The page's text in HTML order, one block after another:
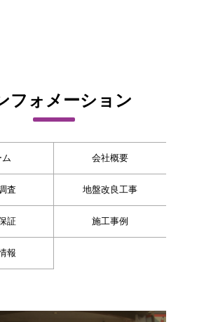
フォメーション
ム 会社概要
査 地盤改良工事
証 施工事例
報